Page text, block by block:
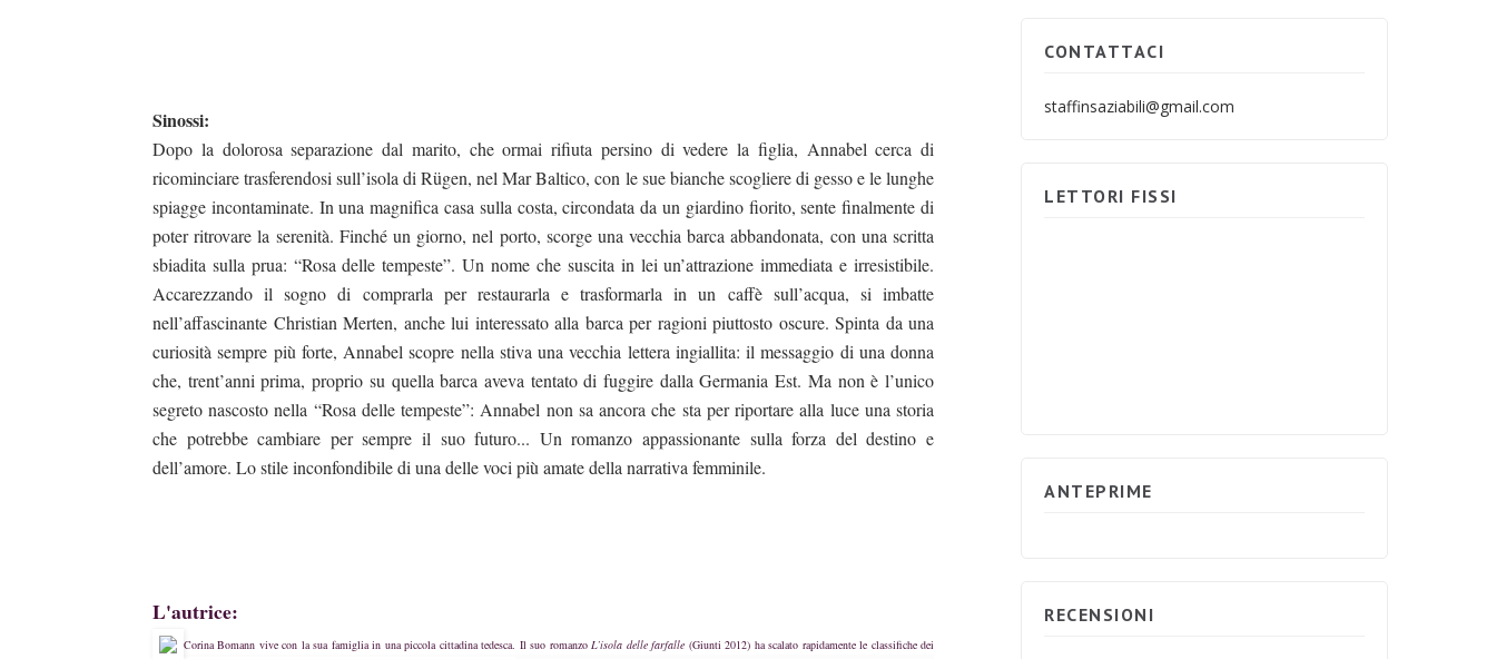
Sinossi:
Dopo la dolorosa separazione dal marito, che ormai rifiuta persino di vedere la figlia, Annabel cerca di
ricominciare trasferendosi sull’isola di Rügen, nel Mar Baltico, con le sue bianche scogliere di gesso e le lunghe
spiagge incontaminate. In una magnifica casa sulla costa, circondata da un giardino fiorito, sente finalmente di
poter ritrovare la serenità. Finché un giorno, nel porto, scorge una vecchia barca abbandonata, con una scritta
sbiadita sulla prua: “Rosa delle tempeste”. Un nome che suscita in lei un’attrazione immediata e irresistibile.
Accarezzando il sogno di comprarla per restaurarla e trasformarla in un caffè sull’acqua, si imbatte
nell’affascinante Christian Merten, anche lui interessato alla barca per ragioni piuttosto oscure. Spinta da una
curiosità sempre più forte, Annabel scopre nella stiva una vecchia lettera ingiallita: il messaggio di una donna
che, trent’anni prima, proprio su quella barca aveva tentato di fuggire dalla Germania Est. Ma non è l’unico
segreto nascosto nella “Rosa delle tempeste”: Annabel non sa ancora che sta per riportare alla luce una storia
che potrebbe cambiare per sempre il suo futuro... Un romanzo appassionante sulla forza del destino e
dell’amore. Lo stile inconfondibile di una delle voci più amate della narrativa femminile.
L'autrice:
Corina Bomann vive con la sua famiglia in una piccola cittadina tedesca. Il suo romanzoL’isola delle farfalle (Giunti 2012) ha scalato rapidamente le classifiche dei
CONTATTACI
staffinsaziabili@gmail.com
LETTORI FISSI
ANTEPRIME
RECENSIONI